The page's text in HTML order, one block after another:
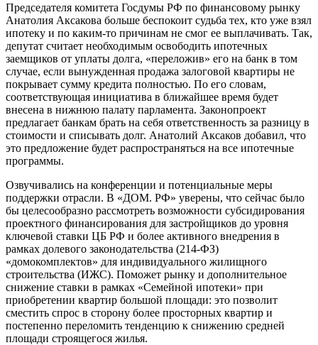
Председателя комитета Госдумы РФ по финансовому рынку
Анатолия Аксакова больше беспокоит судьба тех, кто уже взял
ипотеку и по каким-то причинам не смог ее выплачивать. Так,
депутат считает необходимым освободить ипотечных
заемщиков от уплаты долга, «переложив» его на банк в том
случае, если вынужденная продажа залоговой квартиры не
покрывает сумму кредита полностью. По его словам,
соответствующая инициатива в ближайшее время будет
внесена в нижнюю палату парламента. Законопроект
предлагает банкам брать на себя ответственность за разницу в
стоимости и списывать долг. Анатолий Аксаков добавил, что
это предложение будет распространяться на все ипотечные
программы.
Озвучивались на конференции и потенциальные меры
поддержки отрасли. В «ДОМ. РФ» уверены, что сейчас было
бы целесообразно рассмотреть возможности субсидирования
проектного финансирования для застройщиков до уровня
ключевой ставки ЦБ РФ и более активного внедрения в
рамках долевого законодательства (214-ФЗ)
«домокомплектов» для индивидуального жилищного
строительства (ИЖС). Поможет рынку и дополнительное
снижение ставки в рамках «Семейной ипотеки» при
приобретении квартир большой площади: это позволит
сместить спрос в сторону более просторных квартир и
постепенно переломить тенденцию к снижению средней
площади строящегося жилья.